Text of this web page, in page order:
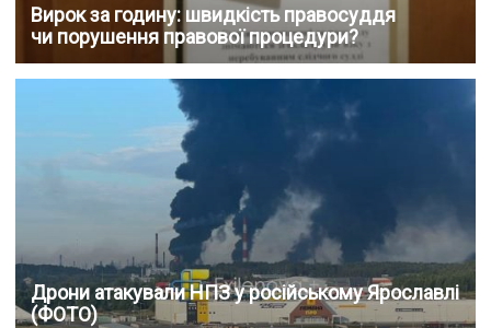
Вирок за годину: швидкість правосуддя
чи порушення правової процедури?
Дрони атакували НПЗ у російському Ярославлі
(ФОТО)